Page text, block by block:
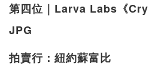
第四位｜Larva Labs《
JPG
拍賣行：紐約蘇富比